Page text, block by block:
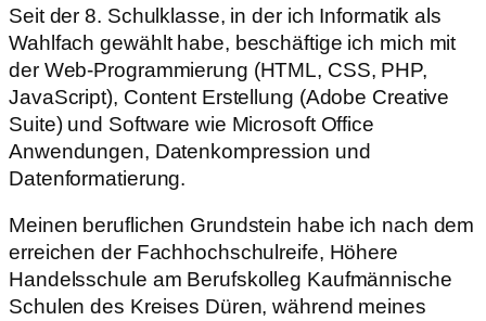
Seit der 8. Schulklasse, in der ich Informatik als
Wahlfach gewählt habe, beschäftige ich mich mit
der Web-Programmierung (HTML, CSS, PHP,
JavaScript), Content Erstellung (Adobe Creative
Suite) und Software wie Microsoft Office
Anwendungen, Datenkompression und
Datenformatierung.
Meinen beruflichen Grundstein habe ich nach dem
erreichen der Fachhochschulreife, Höhere
Handelsschule am Berufskolleg Kaufmännische
Schulen des Kreises Düren, während meines